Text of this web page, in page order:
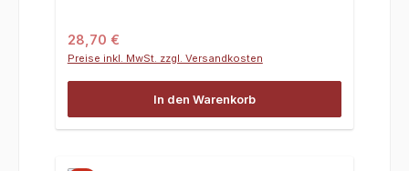
Regulärer Preis:
28,70 €
Preise inkl. MwSt. zzgl. Versandkosten
In den Warenkorb